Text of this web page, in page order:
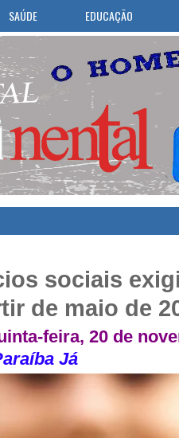
SAÚDE EDUCAÇÃO
sociais
de maio de
feira, 20 de
Já